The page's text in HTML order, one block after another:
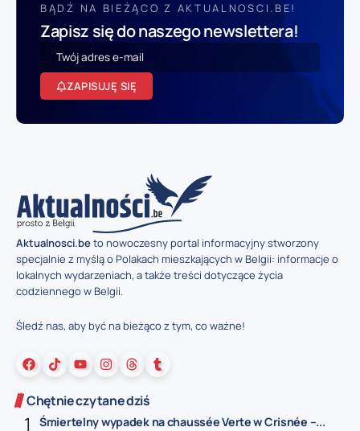
BĄDŹ NA BIEŻĄCO Z AKTUALNOSCI.BE!
Zapisz się do naszego newslettera!
ZAPISUJĘ SIĘ
Aktualnosci.beto nowoczesny portal informacyjny stworzony
specjalnie z myślą o Polakach mieszkających w Belgii: informacje o
lokalnych wydarzeniach, a także treści dotyczące życia
codziennego w Belgii.
Śledź nas, aby być na bieżąco z tym, co ważne!
Chętnie czytane dziś
Śmiertelny wypadek na chaussée Verte w Crisnée –...